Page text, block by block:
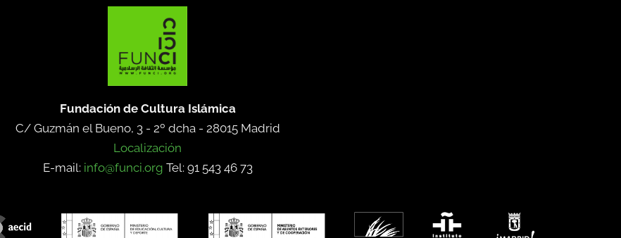
Fundación de Cultura Islámica
C/ Guzmán el Bueno, 3 - 2º dcha - 28015 Madrid
Localización
E-mail: info@funci.org Tel: 91 543 46 73